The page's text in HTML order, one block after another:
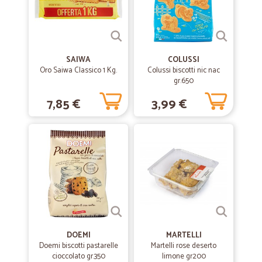
12/10/2021
Alba V.
Prodotti di qualità e consegna puntuale. Non ho dato 5 stelle solo
perché un sapone liquido si è “ammaccato” probabilmente durante il
Ottimi prezzi e servizio preciso
Ottimi prezzi e servizio preciso, ottima comunicazione
—Egle B.
Tutto ok!
Consegna puntuale, confezione ottima, prodotti arrivati in perfetto
stato. Tutto ok.
SAIWA
Oro Saiwa Classico 1 Kg.
7,85 €
COLUSSI
Colussi biscotti nic nac
gr.650
3,99 €
DOEMI
Doemi biscotti pastarelle
cioccolato gr.350
MARTELLI
Martelli rose deserto
limone gr200